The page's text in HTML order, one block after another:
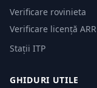
Verificare rovinieta
Verificare licență ARR
Stații ITP
GHIDURI UTILE